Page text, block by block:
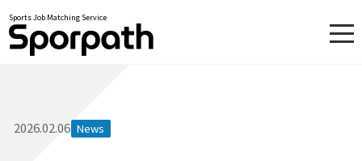
Sports Job Matching Service
2026.02.06 News